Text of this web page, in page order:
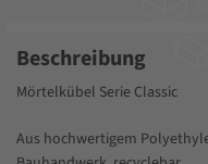
Beschreibung
Mörtelkübel Serie Classic
Aus hochwertigem